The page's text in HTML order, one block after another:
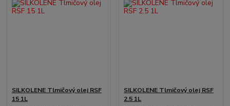
SILKOLENE Tlmičový olej RSF
15 1L
SILKOLENE Tlmičový olej RSF
2.5 1L